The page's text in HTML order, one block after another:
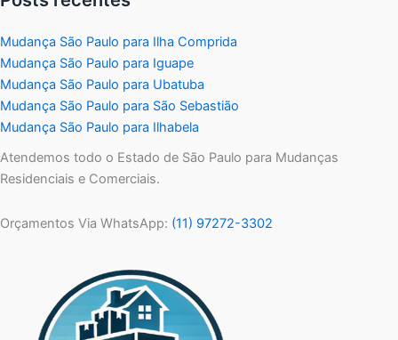
Mudança São Paulo para Ilha Comprida
Mudança São Paulo para Iguape
Mudança São Paulo para Ubatuba
Mudança São Paulo para São Sebastião
Mudança São Paulo para Ilhabela
Atendemos todo o Estado de São Paulo para Mudanças
Residenciais e Comerciais.
Orçamentos Via WhatsApp: (11) 97272-3302